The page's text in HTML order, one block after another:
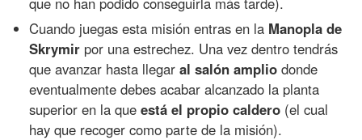
Cuando juegas esta misión entras en la Manopla de
Skrymir por una estrechez. Una vez dentro tendrás
que avanzar hasta llegaral salón amplio donde
eventualmente debes acabar alcanzado la planta
superior en la queestá el propio caldero (el cual
hay que recoger como parte de la misión).